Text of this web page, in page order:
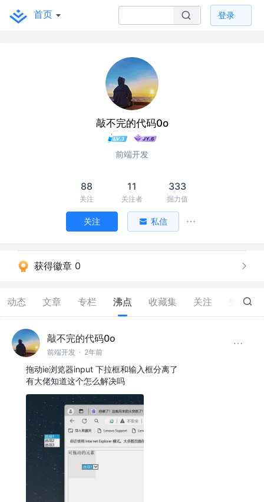
首页 登录
敲不完的代码0o
前端开发
88
关注
11
关注者
333
掘力值
关注 私信
获得徽章 0
动态 文章 专栏 沸点 收藏集 关注 246
敲不完的代码0o
前端开发 · 2年前
拖动ie浏览器input 下拉框和输入框分离了
有大佬知道这个怎么解决吗